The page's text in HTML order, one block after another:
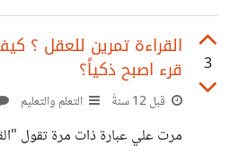
طريقة قروبات عشان
القروبات لانهم يسحبون كل شي في
" ... السلام عليكم تصلني الرسالة
المضمون واحد رغم انني بخبرتي
لكن لكثرة ترددها علي دخلني
3
القراءة تمرين للعقل ؟
قرء اصبح ذكياً؟
قبل 12 سنةً التعلم والتعليم
مرت علي عبارة ذات مرة تقول